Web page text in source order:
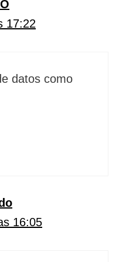
17:22
datos como
16:05